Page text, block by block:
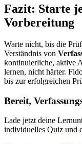
Fazit: Starte
Vorbereitung
Warte nicht, bis die
Verständnis von
kontinuierliche, aktive
lernen, nicht härter.
bis zur erfolgreichen
Bereit,
Lade jetzt deine
individuelles Quiz und